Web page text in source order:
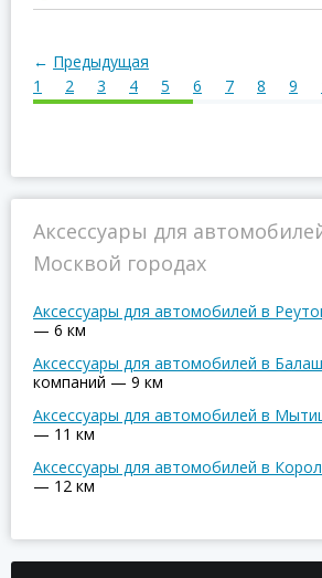
← Предыдущая
1
2 3 4 5 6 7 8 9
Аксессуары для
Москвой городах
Аксессуары для автомобилей в
— 6 км
Аксессуары для автомобилей в
компаний — 9 км
Аксессуары для автомобилей в
— 11 км
Аксессуары для автомобилей в
— 12 км